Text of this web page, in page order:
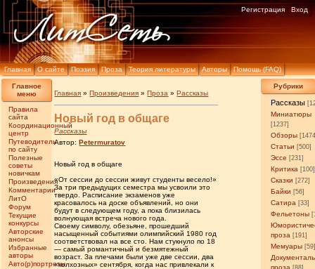
Главная О сайте Поэзия Проза Теория литературы Авторы Помощь (FAQ)
Регистрация Вход
Главное
меню
Правила
сайта
Координационный
центр
Путеводитель
по сайту
Полезные
советы
новичкам
Произведения
Комментарии
ЛитО
Форум
Текущие
конкурсы
Авторские
анонсы
Избранные
авторы
Авто(р)портреты
Рубрики
Рассказы
Миниатюры
[1237]
Обзоры
Статьи [500]
Эссе [231]
Критика [100]
Сказки [272]
Байки [56]
Сатира [33]
Фельетоны
проза [191]
Мемуары
проза [88]
Главная »Произведения »Проза »Рассказы
Новый год в общаге
Рассказы
Автор:Petermuratov
Новый год в общаге
«От сессии до сессии живут студенты весело!»
За три предыдущих семестра мы усвоили это
твердо. Расписание экзаменов уже
красовалось на доске объявлений, но они
будут в следующем году, а пока близилась
волнующая встреча нового года.
Своему символу, обезьяне, прошедший
насыщенный событиями олимпийский 1980 год
соответствовал на все сто. Нам стукнуло по 18
— самый романтичный и безмятежный
возраст. За плечами были уже две сессии, два
«колхозных» сентября, когда нас привлекали к